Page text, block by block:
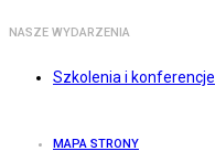
NASZE WYDARZENIA
Szkolenia i konferencje
MAPA STRONY